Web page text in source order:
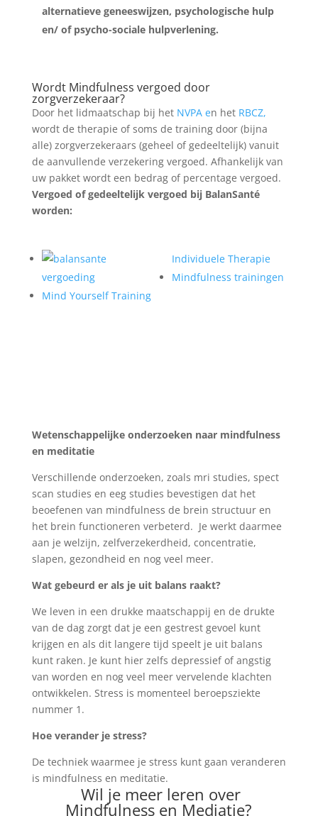
alternatieve geneeswijzen, psychologische hulp
en/ of psycho-sociale hulpverlening.
Wordt Mindfulness vergoed door
zorgverzekeraar?
Door het lidmaatschap bij het NVPA en het RBCZ,
wordt de therapie of soms de training door (bijna
alle) zorgverzekeraars (geheel of gedeeltelijk) vanuit
de aanvullende verzekering vergoed. Afhankelijk van
uw pakket wordt een bedrag of percentage vergoed.
Vergoed of gedeeltelijk vergoed bij BalanSanté
worden:
Individuele Therapie
Mindfulness trainingen
Mind Yourself Training
Wetenschappelijke onderzoeken naar mindfulness
en meditatie
Verschillende onderzoeken, zoals mri studies, spect
scan studies en eeg studies bevestigen dat het
beoefenen van mindfulness de brein structuur en
het brein functioneren verbeterd. Je werkt daarmee
aan je welzijn, zelfverzekerdheid, concentratie,
slapen, gezondheid en nog veel meer.
Wat gebeurd er als je uit balans raakt?
We leven in een drukke maatschappij en de drukte
van de dag zorgt dat je een gestrest gevoel kunt
krijgen en als dit langere tijd speelt je uit balans
kunt raken. Je kunt hier zelfs depressief of angstig
van worden en nog veel meer vervelende klachten
ontwikkelen. Stress is momenteel beroepsziekte
nummer 1.
Hoe verander je stress?
De techniek waarmee je stress kunt gaan veranderen
is mindfulness en meditatie.
Wil je meer leren over
Mindfulness en Mediatie?